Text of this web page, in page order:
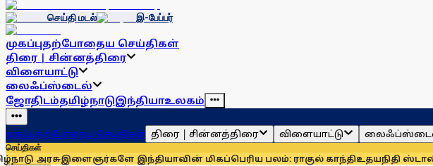
செய்தி மடல் இ-பேப்பர்
முகப்புதற்போதைய செய்திகள்
திரை | சின்னத்திரை
விளையாட்டு
லைஃப்ஸ்டைல்
ஜோதிடம்தமிழ்நாடுஇந்தியாஉலகம்
முகப்புதற்போதைய செய்திகள் திரை | சின்னத்திரை விளையாட்டு
செய்திகள்
இளைஞர்களே இந்தியாவின் மிகப்பெரிய பலம்: ராகுல் காந்திஉதயநிதி ஸ்டாலினைச்